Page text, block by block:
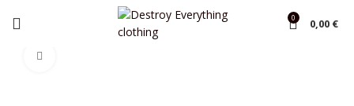
0 0,00 €
Shop
Φόρμες